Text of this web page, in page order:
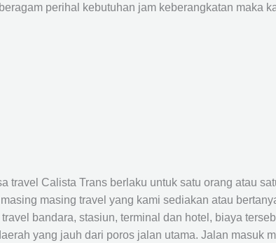
perihal kebutuhan jam keberangkatan maka
travel Calista Trans berlaku untuk satu orang atau
masing travel yang kami sediakan atau
bandara, stasiun, terminal dan hotel, biaya
yang jauh dari poros jalan utama. Jalan masuk